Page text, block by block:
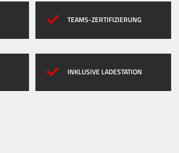
TEAMS-ZERTIFIZIERUNG
INKLUSIVE LADESTATION